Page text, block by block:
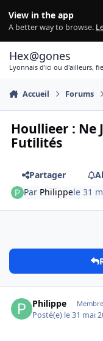
View in the app
A better way to browse.
Hex@gones
Lyonnais d'ici ou d'ailleurs,
Accueil Forums
Houllieer : Ne
Futilités
Partager
Par Philippele 31
Philippe
Posté(e) le 31 mai